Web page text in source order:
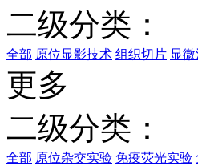
二级分类：
全部 原位显影技术 组织切片 显
更多
二级分类：
全部 原位杂交实验 免疫荧光实验